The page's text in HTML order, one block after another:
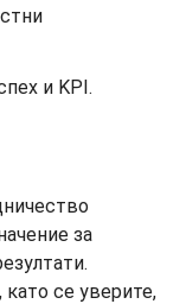
и KPI.
за
се уверите,